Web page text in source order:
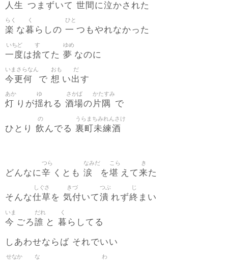
人生 つまずいて 世間 に泣かされた
楽
らく
な暮
く
らしの 一
ひと
つもやれなかった
一度
いちど
は捨
す
てた 夢
ゆめ
なのに
今更何
いまさらなん
で 想
おも
い出
だ
す
灯
あか
りが揺
ゆ
れる 酒場
さかば
の片隅
かたすみ
で
ひとり 飲
の
んでる 裏町未練酒
うらまちみれんさけ
どんなに辛
つら
くとも 涙
なみだ
を堪
こら
えて来
き
た
そんな仕草
しぐさ
を 気付
きづ
いて潰
つぶ
れず終
じ
まい
今
いま
ごろ誰
だれ
と 暮
く
らしてる
しあわせならば それでいい
せなか な わ